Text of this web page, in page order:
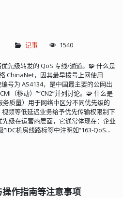
记事 1540
先级转发的 QoS 专线/通道。🧩 什么是
ChinaNet，因其最早拨号上网使用
号为 AS4134，是中国最主要的公网出
（移动）”“CN2”并列讨论。🧩 什么是
务质量）用于网络中区分不同优先级的
频等低延迟业务给予优先传输权限制下
级在运营商层面，它通常体现在：企业
机房线路标签中注明如“163-QoS...
作指南等注意事项